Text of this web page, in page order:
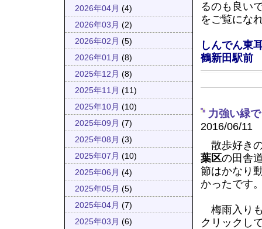
2026年04月 (4)
2026年03月 (2)
2026年02月 (5)
2026年01月 (8)
2025年12月 (8)
2025年11月 (11)
2025年10月 (10)
2025年09月 (7)
2025年08月 (3)
2025年07月 (10)
2025年06月 (4)
2025年05月 (5)
2025年04月 (7)
2025年03月 (6)
るのも良い
をご覧にな
しんでん東
鶴新田駅前
力強い緑
2016/06/11
散歩好き
葉区の田舎
節はかなり
かったです
梅雨入り
クリックし